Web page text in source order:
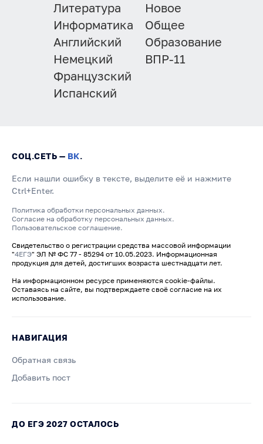
Литература
Информатика
Английский
Немецкий
Французский
Испанский
Новое
Общее
Образование
ВПР-11
СОЦ.СЕТЬ — ВК.
Если нашли ошибку в тексте, выделите её и нажмите
Ctrl+Enter.
Политика обработки персональных данных.
Согласие на обработку персональных данных.
Пользовательское соглашение.
Свидетельство о регистрации средства массовой информации
"4ЕГЭ" ЭЛ № ФС 77 - 85294 от 10.05.2023. Информационная
продукция для детей, достигших возраста шестнадцати лет.
На информационном ресурсе применяются cookie-файлы.
Оставаясь на сайте, вы подтверждаете своё согласие на их
использование.
НАВИГАЦИЯ
Обратная связь
Добавить пост
ДО ЕГЭ 2027 ОСТАЛОСЬ